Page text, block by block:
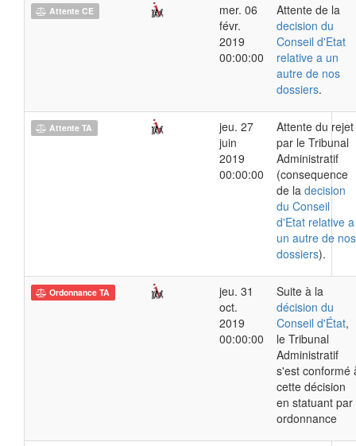
Attente CE
mer. 06
févr.
2019
00:00:00
Attente de la
decision du
Conseil d'Etat
relative a un
autre de nos
dossiers.
Attente TA
jeu. 27
juin
2019
00:00:00
Attente du rejet
par le Tribunal
Administratif
(consequence
de la decision
du Conseil
d'Etat relative a
un autre de nos
dossiers).
Ordonnance TA
jeu. 31
oct.
2019
00:00:00
Suite à la
décision du
Conseil d'État,
le Tribunal
Administratif
s'est conformé
cette décision
en statuant par
ordonnance